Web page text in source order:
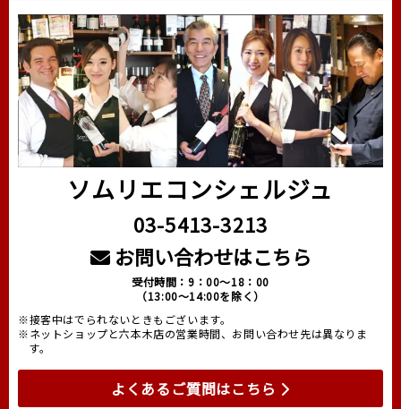
ソムリエコンシェルジュ
03-5413-3213
お問い合わせはこちら
受付時間：9：00～18：00
（13:00～14:00を除く）
※接客中はでられないときもございます。
※ネットショップと六本木店の営業時間、お問い合わせ先は異なりま
す。
よくあるご質問はこちら